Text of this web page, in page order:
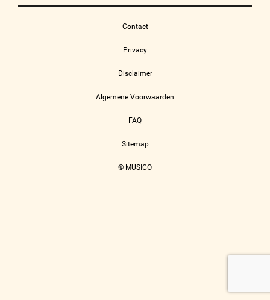
Contact
Privacy
Disclaimer
Algemene Voorwaarden
FAQ
Sitemap
© MUSICO